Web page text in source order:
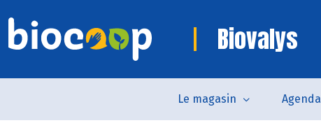
Biovalys
Le magasin Agenda